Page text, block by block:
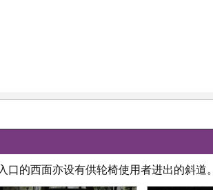
的西面亦设有供轮椅使用者进出的斜道。